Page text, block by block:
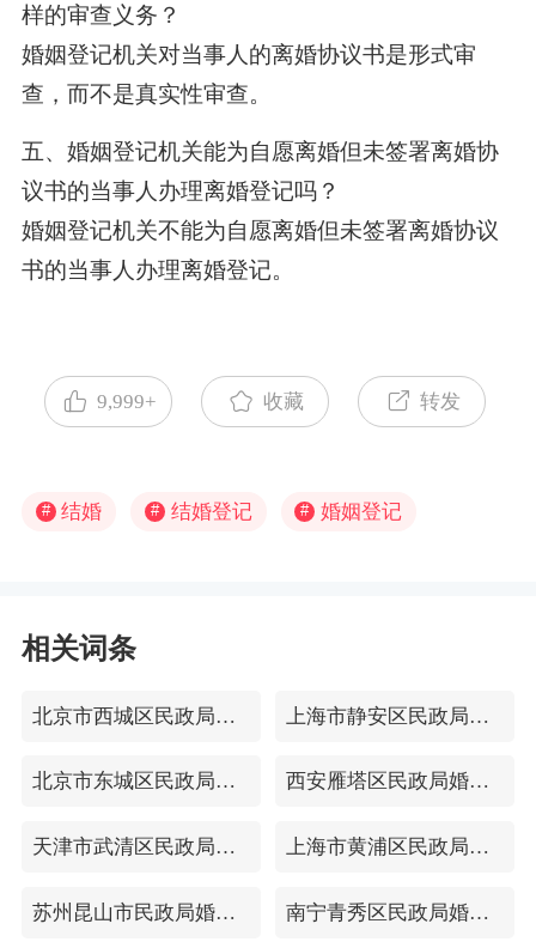
样的审查义务？
婚姻登记机关对当事人的离婚协议书是形式审
查，而不是真实性审查。
五、婚姻登记机关能为自愿离婚但未签署离婚协
议书的当事人办理离婚登记吗？
婚姻登记机关不能为自愿离婚但未签署离婚协议
书的当事人办理离婚登记。
9,999+ 收藏 转发
# 结婚 # 结婚登记 # 婚姻登记
相关词条
北京市西城区民政局婚姻登记处 上海市静安区民政局婚姻登记处
北京市东城区民政局婚姻登记处 西安雁塔区民政局婚姻登记处
天津市武清区民政局婚姻登记处 上海市黄浦区民政局婚姻登记处
苏州昆山市民政局婚姻登记处 南宁青秀区民政局婚姻登记处